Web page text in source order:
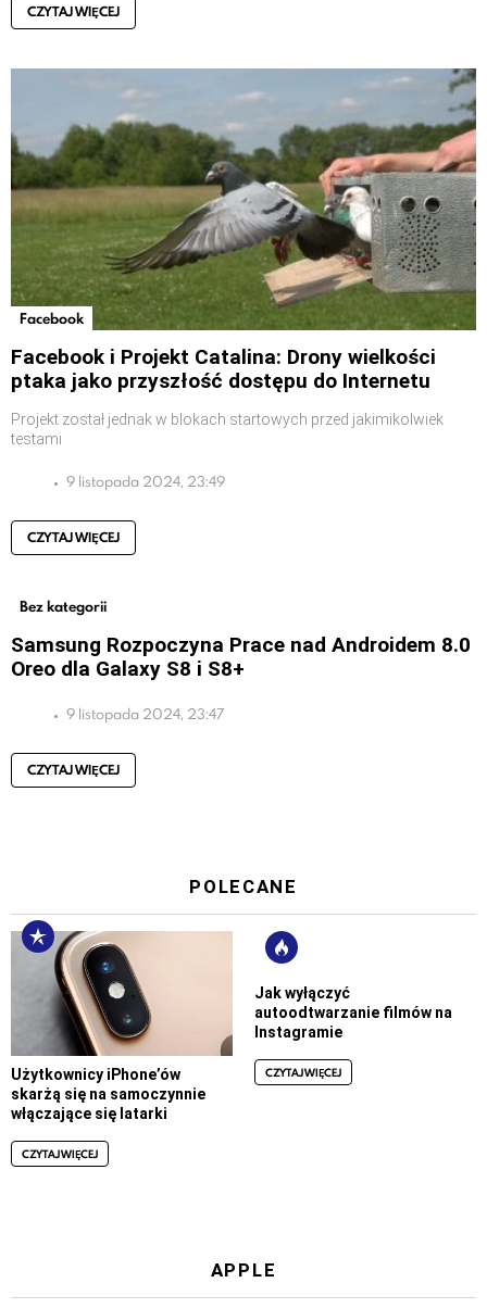
CZYTAJ WIĘCEJ
Facebook
Facebook i Projekt Catalina: Drony wielkości
ptaka jako przyszłość dostępu do Internetu
Projekt został jednak w blokach startowych przed jakimikolwiek
testami
9 listopada 2024, 23:49
CZYTAJ WIĘCEJ
Bez kategorii
Samsung Rozpoczyna Prace nad Androidem 8.0
Oreo dla Galaxy S8 i S8+
9 listopada 2024, 23:47
CZYTAJ WIĘCEJ
POLECANE
Użytkownicy iPhone’ów
skarżą się na samoczynnie
włączające się latarki
CZYTAJ WIĘCEJ
Jak wyłączyć
autoodtwarzanie filmów na
Instagramie
CZYTAJ WIĘCEJ
APPLE